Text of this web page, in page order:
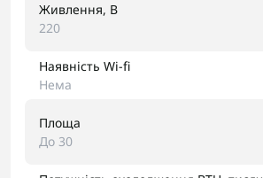
Живлення, В
220
Наявність Wi-fi
Нема
Площа
До 30